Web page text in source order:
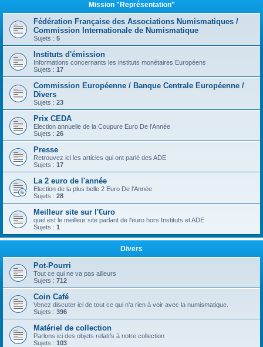
Mission "Représentation"
Fédération Française des Associations Numismatiques /
Commission Internationale de Numismatique
Sujets : 5
Instituts d'émission
Informations concernants les instituts monétaires Européens
Sujets : 17
Commission Européenne / Banque Centrale Européenne /
Divers
Sujets : 23
Prix CEDA
Election annuelle de la Coupure Euro De l'Année
Sujets : 26
Presse
Retrouvez ici les articles qui ont parlé des ADE
Sujets : 17
La 2 euro de l'année
Election de la plus belle 2 Euro De l'Année
Sujets : 28
Meilleur site sur l'€uro
quel est le meilleur site parlant de l'euro hors Instituts et ADE
Sujets : 1
Divers
Pot-Pourri
Tout ce qui ne va pas ailleurs
Sujets : 712
Coin Café
Venez discuter ici de tout ce qui n'a rien à voir avec la numismatique.
Sujets : 396
Matériel de collection
Parlons ici des objets relatifs à notre collection
Sujets : 103